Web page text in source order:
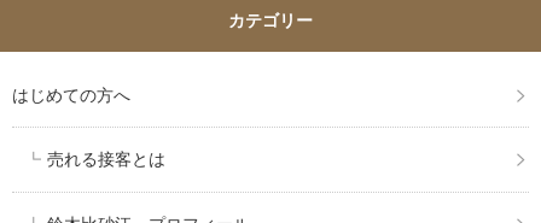
カテゴリー
はじめての方へ
売れる接客とは